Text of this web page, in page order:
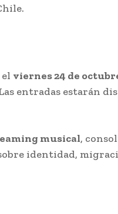
viernes 24 de
entradas estarán
musical,
identidad,